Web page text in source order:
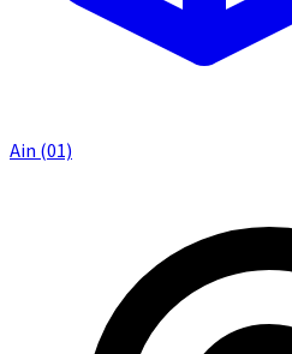
Ain (01)